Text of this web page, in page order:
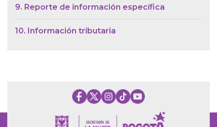
9. Reporte de información específica
10. Información tributaria